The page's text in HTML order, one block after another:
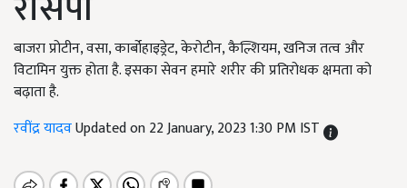
बाजरा प्रोटीन, वसा, कार्बोहाइड्रेट, केरोटीन, कैल्शियम, खनिज तत्व और
विटामिन युक्त होता है. इसका सेवन हमारे शरीर की प्रतिरोधक क्षमता को
बढ़ाता है.
रवींद्र यादवUpdated on 22 January, 2023 1:30 PM IST